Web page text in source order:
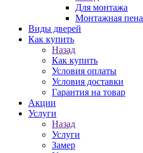
Для монтажа
Монтажная пена
Виды дверей
Как купить
Назад
Как купить
Условия оплаты
Условия доставки
Гарантия на товар
Акции
Услуги
Назад
Услуги
Замер